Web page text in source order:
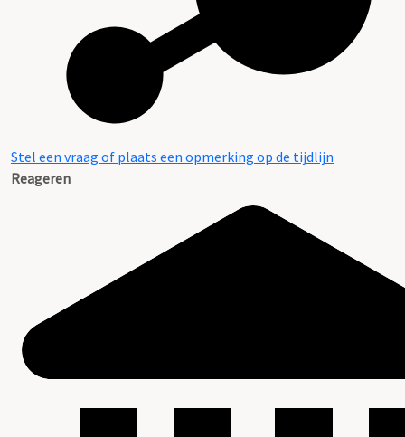
Stel een vraag of plaats een opmerking op de tijdlijn
Reageren